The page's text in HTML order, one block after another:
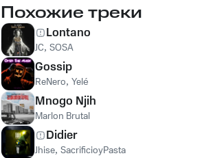
Похожие треки
Lontano
JC, SOSA
Gossip
ReNero, Yelé
Mnogo Njih
Marlon Brutal
Didier
Jhise, SacrificioyPasta